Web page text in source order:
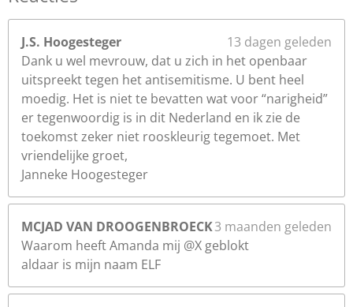
J.S. Hoogesteger
13 dagen geleden
Dank u wel mevrouw, dat u zich in het openbaar
uitspreekt tegen het antisemitisme. U bent heel
moedig. Het is niet te bevatten wat voor “narigheid”
er tegenwoordig is in dit Nederland en ik zie de
toekomst zeker niet rooskleurig tegemoet. Met
vriendelijke groet,
Janneke Hoogesteger
MCJAD VAN DROOGENBROECK3 maanden geleden
Waarom heeft Amanda mij @X geblokt
aldaar is mijn naam ELF